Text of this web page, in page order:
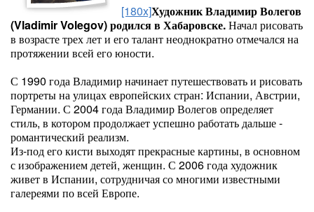
[180x]Художник Владимир Волегов
(Vladimir Volegov) родился в Хабаровске.Начал рисовать
в возрасте трех лет и его талант неоднократно отмечался на
протяжении всей его юности.
С 1990 года Владимир начинает путешествовать и рисовать
портреты на улицах европейских стран: Испании, Австрии,
Германии. С 2004 года Владимир Волегов определяет
стиль, в котором продолжает успешно работать дальше -
романтический реализм.
Из-под его кисти выходят прекрасные картины, в основном
с изображением детей, женщин. С 2006 года художник
живет в Испании, сотрудничая со многими известными
галереями по всей Европе.